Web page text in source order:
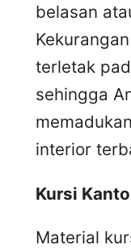
belasan
terletak
sehingga
interior
Kursi K
Material